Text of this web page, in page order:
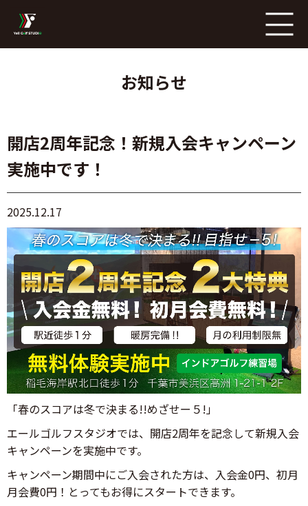
お知らせ
開店2周年記念！新規入会キャンペーン
実施中です！
2025.12.17
「春のスコアは冬で決まる!!めざせー５!」
エールゴルフスタジオでは、開店2周年を記念して新規入会
キャンペーンを実施中です。
キャンペーン期間中にご入会された方は、入会金0円、初月
月会費0円！とってもお得にスタートできます。